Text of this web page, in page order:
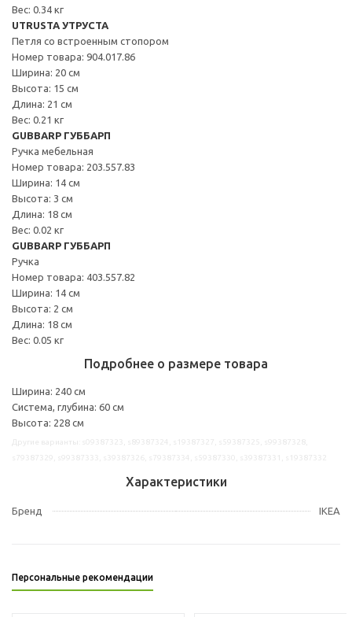
Вес: 0.34 кг
UTRUSTA УТРУСТА
Петля со встроенным стопором
Номер товара: 904.017.86
Ширина: 20 см
Высота: 15 см
Длина: 21 см
Вес: 0.21 кг
GUBBARP ГУББАРП
Ручка мебельная
Номер товара: 203.557.83
Ширина: 14 см
Высота: 3 см
Длина: 18 см
Вес: 0.02 кг
GUBBARP ГУББАРП
Ручка
Номер товара: 403.557.82
Ширина: 14 см
Высота: 2 см
Длина: 18 см
Вес: 0.05 кг
Подробнее о размере товара
Ширина: 240 см
Система, глубина: 60 см
Высота: 228 см
Характеристики
Бренд IKEA
Персональные рекомендации